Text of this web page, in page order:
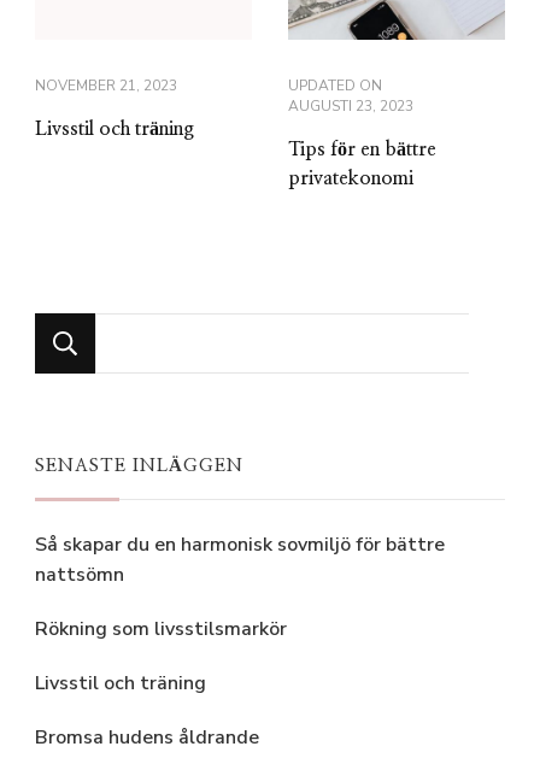
NOVEMBER 21, 2023
Livsstil och träning
UPDATED ON
AUGUSTI 23, 2023
Tips för en bättre
privatekonomi
for
SENASTE INLÄGGEN
Så skapar du en harmonisk sovmiljö för bättre
nattsömn
Rökning som livsstilsmarkör
Livsstil och träning
Bromsa hudens åldrande